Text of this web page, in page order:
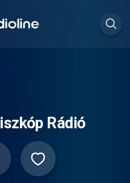
Rádió